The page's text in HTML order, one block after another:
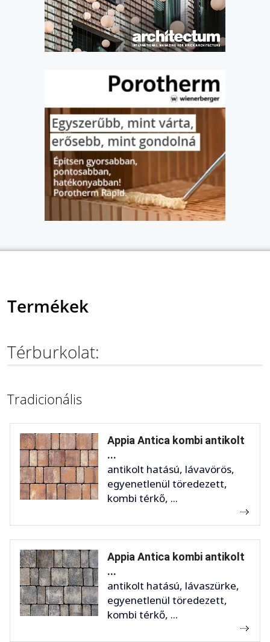
Termékek
Térburkolat:
Tradicionális
Appia Antica kombi antikolt
...
antikolt hatású, lávavörös,
egyenetlenül töredezett,
kombi térkő, ...
Appia Antica kombi antikolt
...
antikolt hatású, lávaszürke,
egyenetlenül töredezett,
kombi térkő, ...